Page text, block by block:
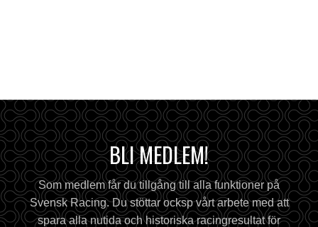
BLI MEDLEM!
Som medlem får du tillgång till alla funktioner på
Svensk Racing. Du stöttar ocksp vårt arbete med att
spara alla nutida och historiska racingresultat för